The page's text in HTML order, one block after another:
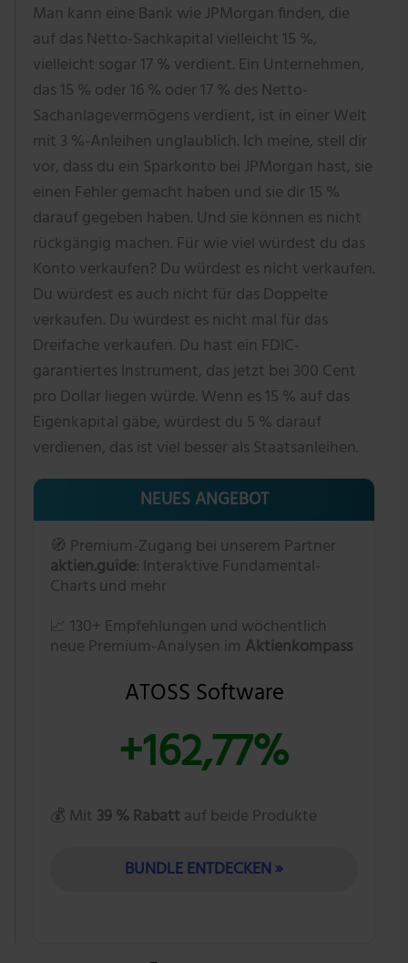
Man kann eine Bank wie JPMorgan finden, die
auf das Netto-Sachkapital vielleicht 15 %,
vielleicht sogar 17 % verdient. Ein Unternehmen,
das 15 % oder 16 % oder 17 % des Netto-
Sachanlagevermögens verdient, ist in einer Welt
mit 3 %-Anleihen unglaublich. Ich meine, stell dir
vor, dass du ein Sparkonto bei JPMorgan hast, sie
einen Fehler gemacht haben und sie dir 15 %
darauf gegeben haben. Und sie können es nicht
rückgängig machen. Für wie viel würdest du das
Konto verkaufen? Du würdest es nicht verkaufen.
Du würdest es auch nicht für das Doppelte
verkaufen. Du würdest es nicht mal für das
Dreifache verkaufen. Du hast ein FDIC-
garantiertes Instrument, das jetzt bei 300 Cent
pro Dollar liegen würde. Wenn es 15 % auf das
Eigenkapital gäbe, würdest du 5 % darauf
verdienen, das ist viel besser als Staatsanleihen.
NEUES ANGEBOT
🧭 Premium-Zugang bei unserem Partner
aktien.guide: Interaktive Fundamental-
Charts und mehr
📈 130+ Empfehlungen und wöchentlich
neue Premium-Analysen im Aktienkompass
ATOSS Software
+162,77%
💰 Mit 39 % Rabatt auf beide Produkte
BUNDLE ENTDECKEN »